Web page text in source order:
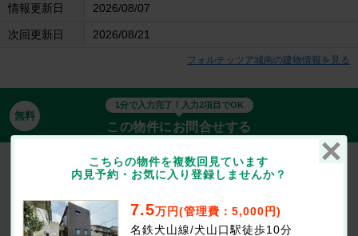
情報更新日 2026/08/07
次回更新日 2026/08/21
フォルテッツア城南の建物情報を見る
無料
1分で入力完了！入力2項目でOK
この物件にお問合せする
フォルテッツア城南
7.5万円(管理費等：5,000円)
1LDK / 42.03㎡ / 1階
こちらの物件を複数回見ています
内見予約・お気に入り登録しませんか？
7.5万円(管理費：5,000円)
名鉄犬山線/犬山口駅徒歩10分